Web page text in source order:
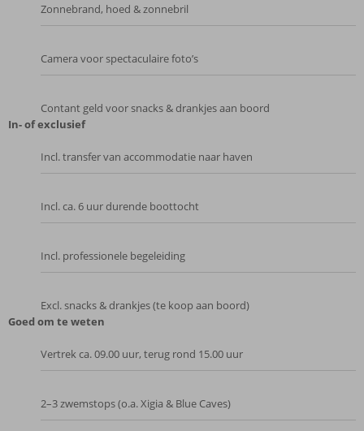
Zonnebrand, hoed & zonnebril
Camera voor spectaculaire foto’s
Contant geld voor snacks & drankjes aan boord
In- of exclusief
Incl. transfer van accommodatie naar haven
Incl. ca. 6 uur durende boottocht
Incl. professionele begeleiding
Excl. snacks & drankjes (te koop aan boord)
Goed om te weten
Vertrek ca. 09.00 uur, terug rond 15.00 uur
2–3 zwemstops (o.a. Xigia & Blue Caves)